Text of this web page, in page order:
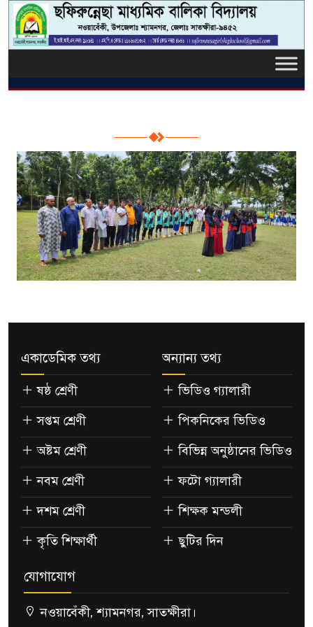
একাডেমিক তথ্য
ষষ্ঠ শ্রেণী
সপ্তম শ্রেণী
অষ্টম শ্রেণী
নবম শ্রেণী
দশম শ্রেণী
কৃতি শিক্ষার্থী
অন্যান্য তথ্য
ভিডিও গ্যালারী
পিকনিকের ভিডিও
বিভিন্ন অনুষ্ঠানের ভিডিও
ফটো গ্যালারী
শিক্ষক মন্ডলী
ছুটির দিন
যোগাযোগ
নওয়াবেঁকী, শ্যামনগর, সাতক্ষীরা।